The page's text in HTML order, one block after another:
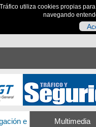
utiliza cookies propias
navegando
e Multimedia